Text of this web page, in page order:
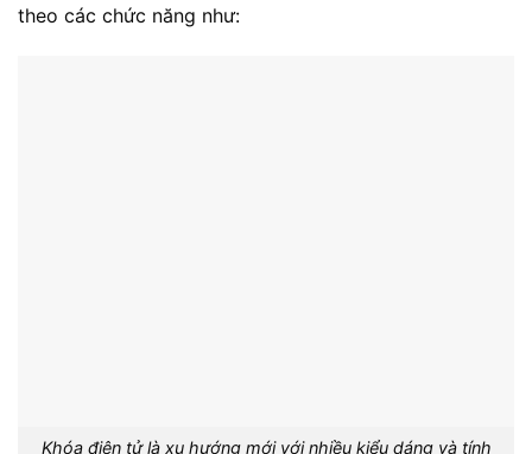
theo các chức năng như:
Khóa điện tử là xu hướng mới với nhiều kiểu dáng và tính